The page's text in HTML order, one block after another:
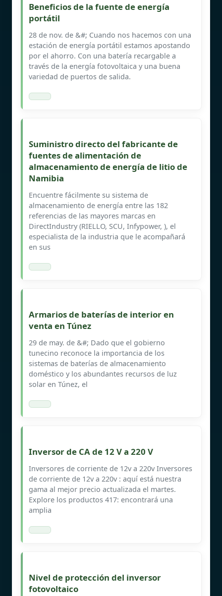
Beneficios de la fuente de energía
portátil
28 de nov. de &#; Cuando nos hacemos con una
estación de energía portátil estamos apostando
por el ahorro. Con una batería recargable a
través de la energía fotovoltaica y una buena
variedad de puertos de salida.
Suministro directo del fabricante de
fuentes de alimentación de
almacenamiento de energía de litio de
Namibia
Encuentre fácilmente su sistema de
almacenamiento de energía entre las 182
referencias de las mayores marcas en
DirectIndustry (RIELLO, SCU, Infypower, ), el
especialista de la industria que le acompañará
en sus
Armarios de baterías de interior en
venta en Túnez
29 de may. de &#; Dado que el gobierno
tunecino reconoce la importancia de los
sistemas de baterías de almacenamiento
doméstico y los abundantes recursos de luz
solar en Túnez, el
Inversor de CA de 12 V a 220 V
Inversores de corriente de 12v a 220v Inversores
de corriente de 12v a 220v : aquí está nuestra
gama al mejor precio actualizada el martes.
Explore los productos 417: encontrará una
amplia
Nivel de protección del inversor
fotovoltaico